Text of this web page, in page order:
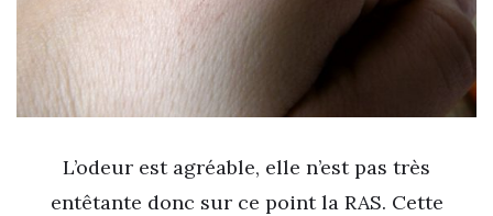
L’odeur est agréable, elle n’est pas très
entêtante donc sur ce point la RAS. Cette